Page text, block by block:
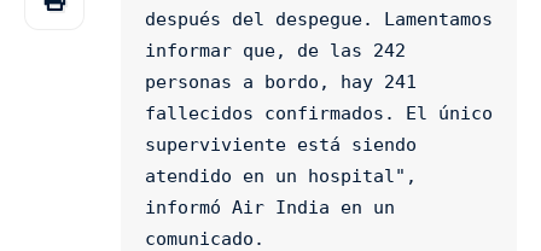
después del despegue. Lamentamos
informar que, de las 242
personas a bordo, hay 241
fallecidos confirmados. El único
superviviente está siendo
atendido en un hospital",
informó Air India en un
comunicado.